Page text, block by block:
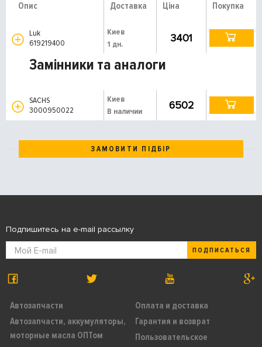
Опис Доставка Ціна Покупка
Luk
619219400
Киев
1 дн.
3401
Замінники та аналоги
SACHS
3000950022
Киев
В наличии
6502
ЗАМОВИТИ ПІДБІР
Автозапчасти
Автозапчасти, аккумуляторы,
моторные масла ОПТом
Оплата и доставка
Гарантия и возврат
Пользовательское
Подпишитесь на e-mail рассылку
ПОДПИСАТЬСЯ